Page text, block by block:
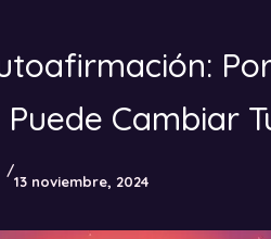
Cambiar
/
13 noviembre, 2024